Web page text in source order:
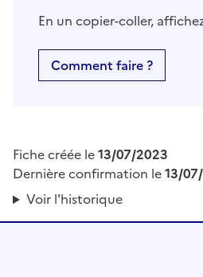
En un copier-coller,
Comment faire ?
Fiche créée le13/07/2023
Dernière confirmation le13/
Voir l'historique